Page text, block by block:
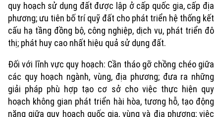
quy hoạch sử dụng đất được lập ở cấp quốc gia, cấp địa
phương; ưu tiên bố trí quỹ đất cho phát triển hệ thống kết
cấu hạ tầng đồng bộ, công nghiệp, dịch vụ, phát triển đô
thị; phát huy cao nhất hiệu quả sử dụng đất.
Đối với lĩnh vực quy hoạch: Cần tháo gỡ chồng chéo giữa
các quy hoạch ngành, vùng, địa phương; đưa ra những
giải pháp phù hợp tạo cơ sở cho việc thực hiện quy
hoạch không gian phát triển hài hòa, tương hỗ, tạo động
năng giữa quy hoạch quốc gia, vùng và địa phương; việc